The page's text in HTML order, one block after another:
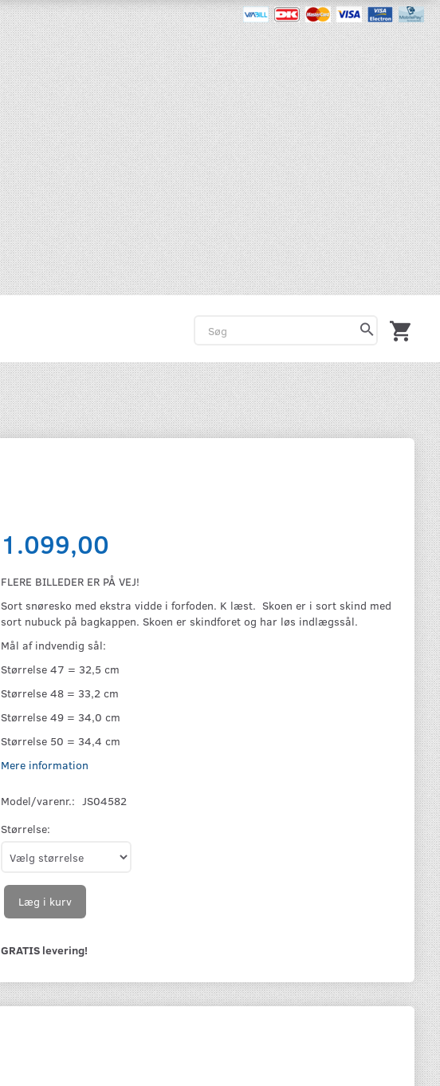
1.099,00
FLERE BILLEDER ER PÅ VEJ!
Sort snøresko med ekstra vidde i forfoden. K læst. Skoen er i sort skind med
sort nubuck på bagkappen. Skoen er skindforet og har løs indlægssål.
Mål af indvendig sål:
Størrelse 47 = 32,5 cm
Størrelse 48 = 33,2 cm
Størrelse 49 = 34,0 cm
Størrelse 50 = 34,4 cm
Mere information
Model/varenr.: JS04582
Størrelse:
Læg i kurv
GRATIS levering!